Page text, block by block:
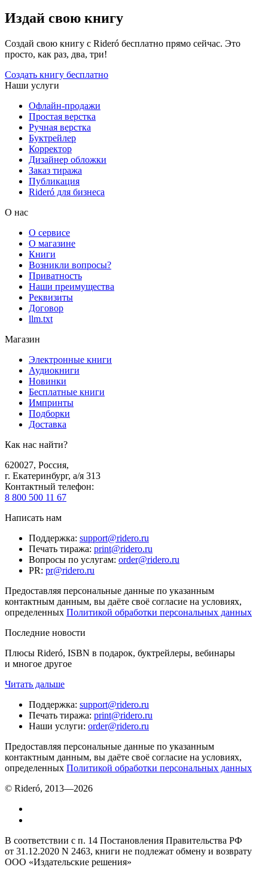
Издай свою книгу
Создай свою книгу с Rideró бесплатно прямо сейчас. Это
просто, как раз, два, три!
Создать книгу бесплатно
Наши услуги
Офлайн-продажи
Простая верстка
Ручная верстка
Буктрейлер
Корректор
Дизайнер обложки
Заказ тиража
Публикация
Rideró для бизнеса
О нас
О сервисе
О магазине
Книги
Возникли вопросы?
Приватность
Наши преимущества
Реквизиты
Договор
llm.txt
Магазин
Электронные книги
Аудиокниги
Новинки
Бесплатные книги
Импринты
Подборки
Доставка
Как нас найти?
620027, Россия,
г. Екатеринбург, а/я 313
Контактный телефон:
8 800 500 11 67
Написать нам
Поддержка: support@ridero.ru
Печать тиража: print@ridero.ru
Вопросы по услугам: order@ridero.ru
PR: pr@ridero.ru
Предоставляя персональные данные по указанным
контактным данным, вы даёте своё согласие на условиях,
определенных Политикой обработки персональных данных
Последние новости
Плюсы Rideró, ISBN в подарок, буктрейлеры, вебинары
и многое другое
Читать дальше
Поддержка: support@ridero.ru
Печать тиража: print@ridero.ru
Наши услуги: order@ridero.ru
Предоставляя персональные данные по указанным
контактным данным, вы даёте своё согласие на условиях,
определенных Политикой обработки персональных данных
© Rideró, 2013—2026
В соответствии с п. 14 Постановления Правительства РФ
от 31.12.2020 N 2463, книги не подлежат обмену и возврату
ООО «Издательские решения»